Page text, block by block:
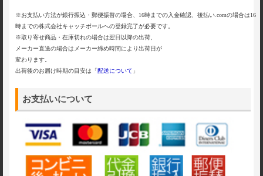
※お支払い方法が銀行振込・郵便振替の場合、16時までの入金確認、後払い.comの場合は16
時までの株式会社キャッチボールへの登録完了が必要です。
※取り寄せ商品・在庫切れの場合は翌日以降の出荷、
メーカー直送の場合はメーカー締め時間により出荷日が
変わります。
出荷後のお届け時期の目安は「配送について 」
お支払いについて